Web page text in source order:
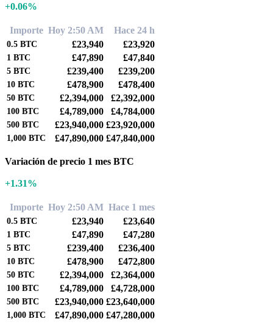
+0.06%
Importe Hoy 2:50 AM Hace 24 h
0.5 BTC £23,940 £23,920
1 BTC £47,890 £47,840
5 BTC £239,400 £239,200
10 BTC £478,900 £478,400
50 BTC £2,394,000 £2,392,000
100 BTC £4,789,000 £4,784,000
500 BTC £23,940,000 £23,920,000
1,000 BTC £47,890,000 £47,840,000
Variación de precio 1 mes BTC
+1.31%
Importe Hoy 2:50 AM Hace 1 mes
0.5 BTC £23,940 £23,640
1 BTC £47,890 £47,280
5 BTC £239,400 £236,400
10 BTC £478,900 £472,800
50 BTC £2,394,000 £2,364,000
100 BTC £4,789,000 £4,728,000
500 BTC £23,940,000 £23,640,000
1,000 BTC £47,890,000 £47,280,000